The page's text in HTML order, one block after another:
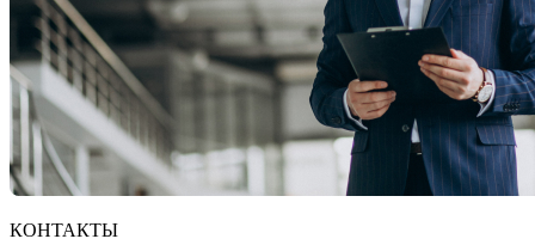
КОНТАКТЫ